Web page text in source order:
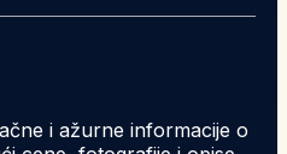
i ažurne informacije o